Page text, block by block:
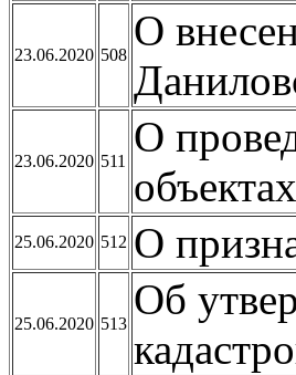
23.06.2020 508
О
23.06.2020 511
О
25.06.2020 512 О
25.06.2020 513
Об